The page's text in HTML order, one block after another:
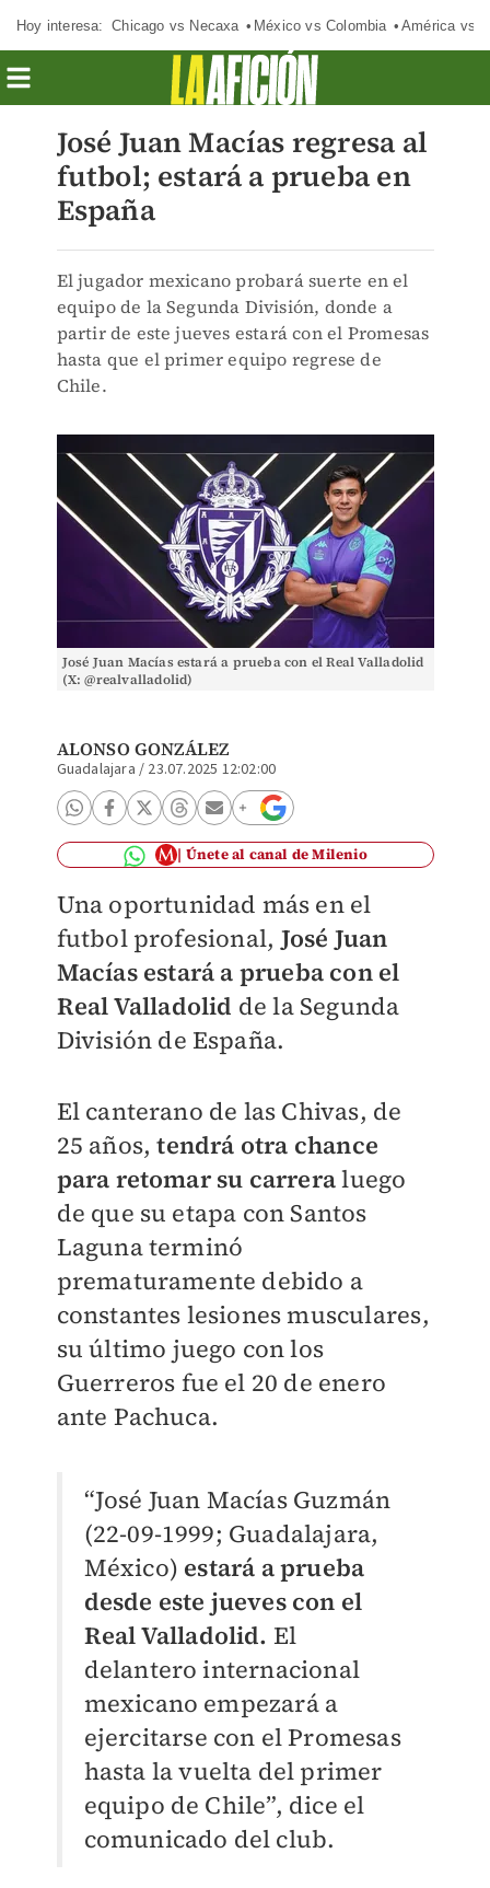
Hoy interesa: Chicago vs Necaxa México vs Colombia América vs
José Juan Macías regresa al
futbol; estará a prueba en
España
El jugador mexicano probará suerte en el
equipo de la Segunda División, donde a
partir de este jueves estará con el Promesas
hasta que el primer equipo regrese de
Chile.
José Juan Macías estará a prueba con el Real Valladolid
(X: @realvalladolid)
ALONSO GONZÁLEZ
Guadalajara / 23.07.2025 12:02:00
Únete al canal de Milenio
Una oportunidad más en el
futbol profesional, José Juan
Macías estará a prueba con el
Real Valladolid de la Segunda
División de España.
El canterano de las Chivas, de
25 años, tendrá otra chance
para retomar su carreraluego
de que su etapa con Santos
Laguna terminó
prematuramente debido a
constantes lesiones musculares,
su último juego con los
Guerreros fue el 20 de enero
ante Pachuca.
“José Juan Macías Guzmán
(22-09-1999; Guadalajara,
México) estará a prueba
desde este jueves con el
Real Valladolid. El
delantero internacional
mexicano empezará a
ejercitarse con el Promesas
hasta la vuelta del primer
equipo de Chile”, dice el
comunicado del club.